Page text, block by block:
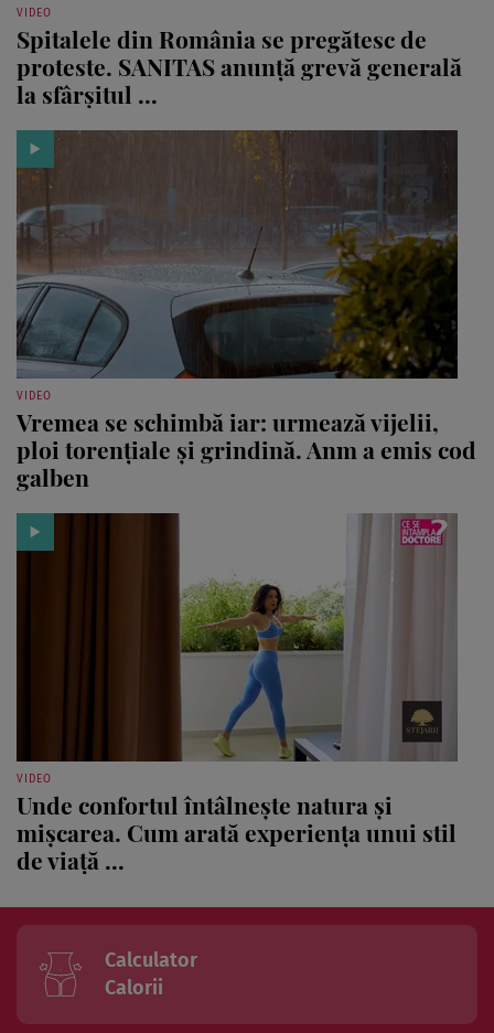
VIDEO
Spitalele din România se pregătesc de
proteste. SANITAS anunță grevă generală
la sfârșitul ...
VIDEO
Vremea se schimbă iar: urmează vijelii,
ploi torențiale și grindină. Anm a emis cod
galben
VIDEO
Unde confortul întâlnește natura și
mișcarea. Cum arată experiența unui stil
de viață ...
Calculator
Calorii